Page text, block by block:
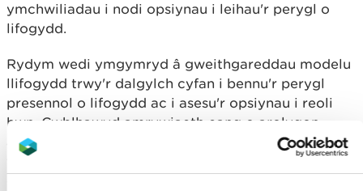
ymchwiliadau i nodi opsiynau i leihau'r perygl o
lifogydd.
Rydym wedi ymgymryd â gweithgareddau modelu
llifogydd trwy'r dalgylch cyfan i bennu'r perygl
presennol o lifogydd ac i asesu'r opsiynau i reoli
hwn. Cwblhawyd amrywiaeth eang o arolygon
amgylcheddol i ddeall effaith bosibl yr opsiynau ar
yr amgylchedd a sut gellid osgoi neu leihau'r